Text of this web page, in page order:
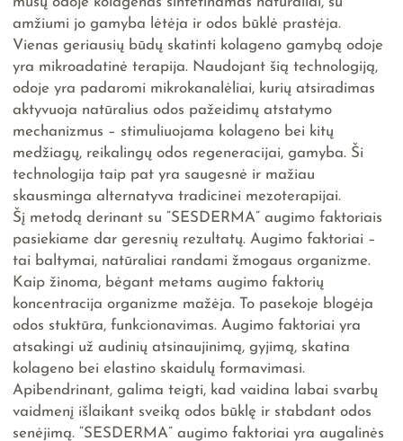
amžiumi jo gamyba lėtėja ir odos būklė prastėja.
Vienas geriausių būdų skatinti kolageno gamybą odoje
yra mikroadatinė terapija. Naudojant šią technologiją,
odoje yra padaromi mikrokanalėliai, kurių atsiradimas
aktyvuoja natūralius odos pažeidimų atstatymo
mechanizmus – stimuliuojama kolageno bei kitų
medžiagų, reikalingų odos regeneracijai, gamyba. Ši
technologija taip pat yra saugesnė ir mažiau
skausminga alternatyva tradicinei mezoterapijai.
Šį metodą derinant su “SESDERMA” augimo faktoriais
pasiekiame dar geresnių rezultatų. Augimo faktoriai –
tai baltymai, natūraliai randami žmogaus organizme.
Kaip žinoma, bėgant metams augimo faktorių
koncentracija organizme mažėja. To pasekoje blogėja
odos stuktūra, funkcionavimas. Augimo faktoriai yra
atsakingi už audinių atsinaujinimą, gyjimą, skatina
kolageno bei elastino skaidulų formavimasi.
Apibendrinant, galima teigti, kad vaidina labai svarbų
vaidmenį išlaikant sveiką odos būklę ir stabdant odos
senėjimą. “SESDERMA” augimo faktoriai yra augalinės